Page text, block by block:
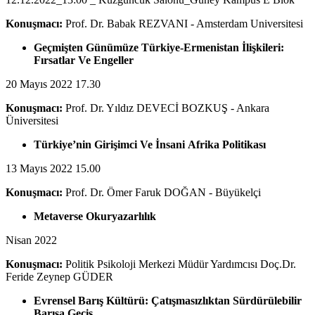
Konuşmacı: Prof. Dr. Babak REZVANI - Amsterdam Universitesi
Geçmişten Günümüze Türkiye-Ermenistan İlişkileri:
Fırsatlar Ve Engeller
20 Mayıs 2022 17.30
Konuşmacı: Prof. Dr. Yıldız DEVECİ BOZKUŞ - Ankara
Üniversitesi
Türkiye’nin Girişimci Ve İnsani Afrika Politikası
13 Mayıs 2022 15.00
Konuşmacı: Prof. Dr. Ömer Faruk DOĞAN - Büyükelçi
Metaverse Okuryazarlılık
Nisan 2022
Konuşmacı: Politik Psikoloji Merkezi Müdür Yardımcısı Doç.Dr.
Feride Zeynep GÜDER
Evrensel Barış Kültürü: Çatışmasızlıktan Sürdürülebilir